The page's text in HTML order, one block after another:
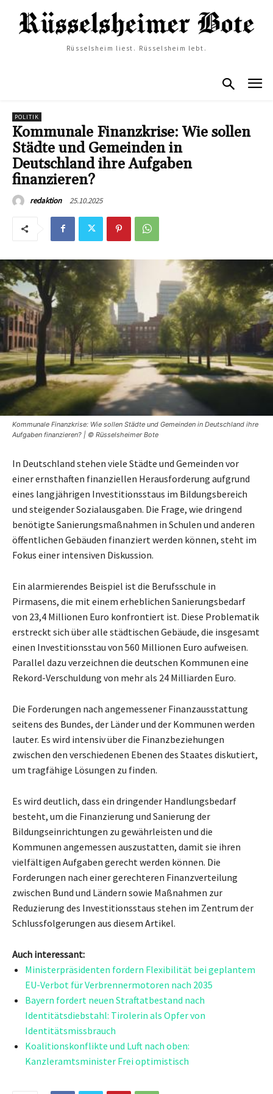
Rüsselsheim liest. Rüsselsheim lebt.
POLITIK
Kommunale Finanzkrise: Wie sollen
Städte und Gemeinden in
Deutschland ihre Aufgaben
finanzieren?
redaktion 25.10.2025
Kommunale Finanzkrise: Wie sollen Städte und Gemeinden in Deutschland ihre
Aufgaben finanzieren? | © Rüsselsheimer Bote
In Deutschland stehen viele Städte und Gemeinden vor
einer ernsthaften finanziellen Herausforderung aufgrund
eines langjährigen Investitionsstaus im Bildungsbereich
und steigender Sozialausgaben. Die Frage, wie dringend
benötigte Sanierungsmaßnahmen in Schulen und anderen
öffentlichen Gebäuden finanziert werden können, steht im
Fokus einer intensiven Diskussion.
Ein alarmierendes Beispiel ist die Berufsschule in
Pirmasens, die mit einem erheblichen Sanierungsbedarf
von 23,4 Millionen Euro konfrontiert ist. Diese Problematik
erstreckt sich über alle städtischen Gebäude, die insgesamt
einen Investitionsstau von 560 Millionen Euro aufweisen.
Parallel dazu verzeichnen die deutschen Kommunen eine
Rekord-Verschuldung von mehr als 24 Milliarden Euro.
Die Forderungen nach angemessener Finanzausstattung
seitens des Bundes, der Länder und der Kommunen werden
lauter. Es wird intensiv über die Finanzbeziehungen
zwischen den verschiedenen Ebenen des Staates diskutiert,
um tragfähige Lösungen zu finden.
Es wird deutlich, dass ein dringender Handlungsbedarf
besteht, um die Finanzierung und Sanierung der
Bildungseinrichtungen zu gewährleisten und die
Kommunen angemessen auszustatten, damit sie ihren
vielfältigen Aufgaben gerecht werden können. Die
Forderungen nach einer gerechteren Finanzverteilung
zwischen Bund und Ländern sowie Maßnahmen zur
Reduzierung des Investitionsstaus stehen im Zentrum der
Schlussfolgerungen aus diesem Artikel.
Auch interessant:
Ministerpräsidenten fordern Flexibilität bei geplantem
EU-Verbot für Verbrennermotoren nach 2035
Bayern fordert neuen Straftatbestand nach
Identitätsdiebstahl: Tirolerin als Opfer von
Identitätsmissbrauch
Koalitionskonflikte und Luft nach oben:
Kanzleramtsminister Frei optimistisch